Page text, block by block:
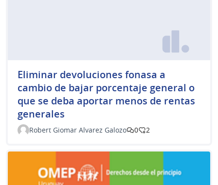
Eliminar devoluciones fonasa a
cambio de bajar porcentaje general o
que se deba aportar menos de rentas
generales
Robert Giomar Alvarez Galozo 0 2